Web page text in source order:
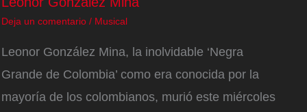
Deja un comentario / Musical
Leonor González Mina, la inolvidable ‘Negra
Grande de Colombia’ como era conocida por la
mayoría de los colombianos, murió este miércoles